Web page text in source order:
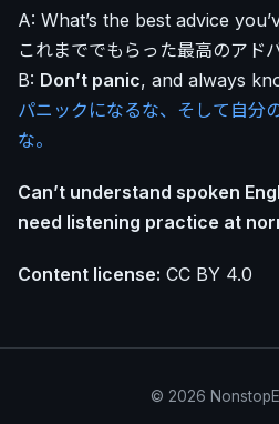
A: What’s the best advice
これまででもらった最高のアド
B: Don’t panic, and always
パニックになるな、そして自分
な。
Can’t understand spoken
need listening practice at
Content license: CC BY 4.0
© 2026